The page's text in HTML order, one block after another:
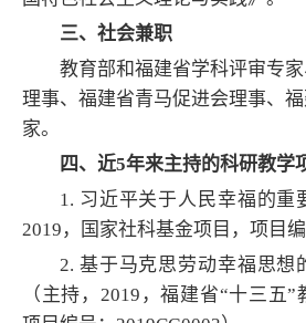
三、社会兼职
教育部和福建省学科评审专
理事、福建省青马促进会理事、
家。
四、近5年来主持的科研教学
1. 习近平关于人民幸福的重
2019，国家社科基金项目，项目编
2. 基于马克思劳动幸福思想
（主持，2019，福建省“十三五”